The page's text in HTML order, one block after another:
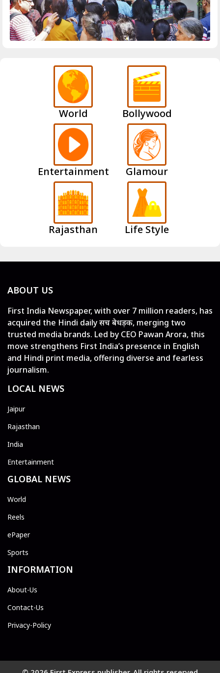
World Bollywood
Entertainment Glamour
Rajasthan Life Style
ABOUT US
First India Newspaper, with over 7 million readers, has
acquired the Hindi daily सच बेधड़क, merging two
trusted media brands. Led by CEO Pawan Arora, this
move strengthens First India’s presence in English
and Hindi print media, offering diverse and fearless
journalism.
LOCAL NEWS
Jaipur
Rajasthan
India
Entertainment
GLOBAL NEWS
World
Reels
ePaper
Sports
INFORMATION
About-Us
Contact-Us
Privacy-Policy